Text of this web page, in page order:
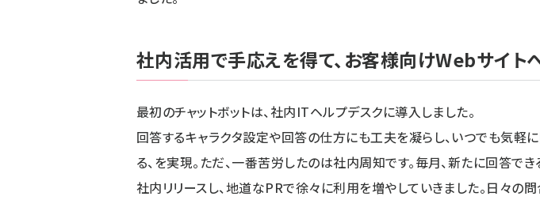
社内活用で手応えを得て、お客様向けWebサイト
最初のチャットボットは、社内ITヘルプデスクに導入しました。
回答するキャラクタ設定や回答の仕方にも工夫を凝らし、いつでも気軽
る、を実現。ただ、一番苦労したのは社内周知です。毎月、新たに回答で
社内リリースし、地道なPRで徐々に利用を増やしていきました。日々の